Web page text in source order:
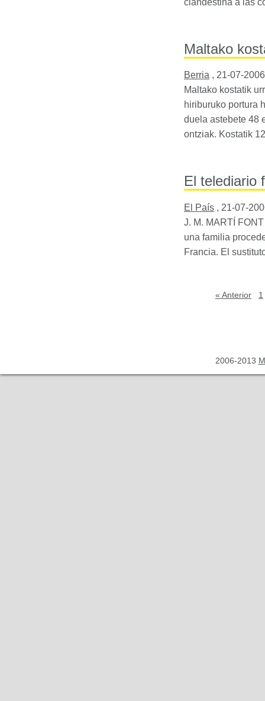
Maltako
Berria , 21-07-2006
Maltako kostatik
hiriburuko portura
duela astebete 48
ontziak. Kostatik
El telediario
El País , 21-07-
J. M. MARTÍ FONT
una familia
Francia. El
« Anterior 1
2006-2013